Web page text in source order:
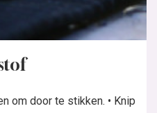
om door te stikken. • Knip